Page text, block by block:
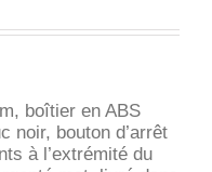
boîtier en ABS
noir, bouton d’arrêt
à l’extrémité du